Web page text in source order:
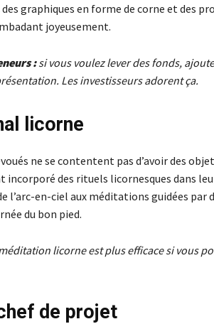
des graphiques en forme de corne et des
joyeusement.
:si vous voulez lever des fonds,
Les investisseurs adorent ça.
licorne
ne se contentent pas d’avoir des
incorporé des rituels licornesques dans
l’arc-en-ciel aux méditations guidées par
du bon pied.
licorne est plus efficace si vous
de projet